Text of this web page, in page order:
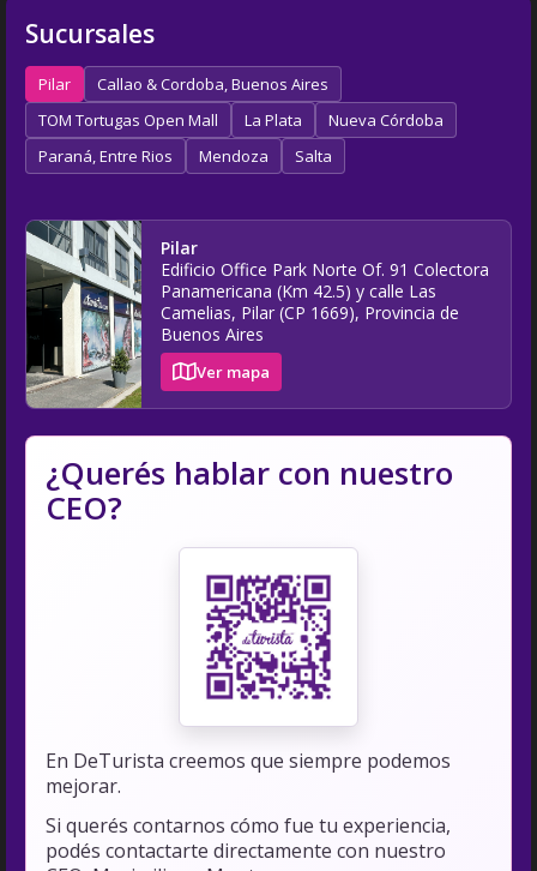
Sucursales
Pilar
Callao & Cordoba, Buenos Aires
TOM Tortugas Open Mall
La Plata
Nueva Córdoba
Paraná, Entre Rios
Mendoza Salta
Pilar
Edificio Office Park Norte Of. 91 Colectora
Panamericana (Km 42.5) y calle Las
Camelias, Pilar (CP 1669), Provincia de
Buenos Aires
Ver mapa
¿Querés hablar con nuestro
CEO?
En DeTurista creemos que siempre podemos
mejorar.
Si querés contarnos cómo fue tu experiencia,
podés contactarte directamente con nuestro